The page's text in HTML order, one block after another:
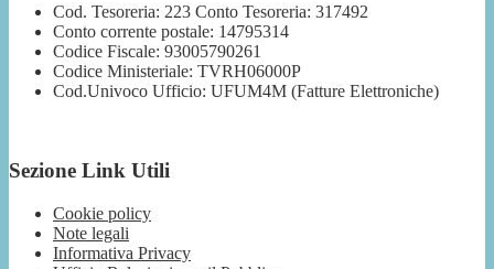
Cod. Tesoreria: 223 Conto Tesoreria: 317492
Conto corrente postale: 14795314
Codice Fiscale: 93005790261
Codice Ministeriale: TVRH06000P
Cod.Univoco Ufficio: UFUM4M (Fatture Elettroniche)
Sezione Link Utili
Cookie policy
Note legali
Informativa Privacy